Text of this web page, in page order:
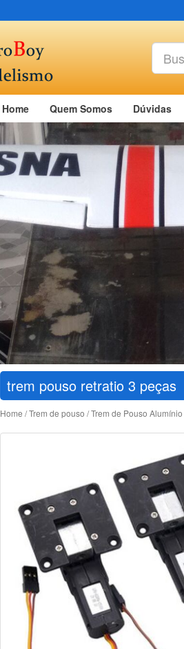
Home Quem Somos Dúvidas
trem pouso retratio 3 peças
Home /Trem de pouso /Trem de Pouso Alumínio